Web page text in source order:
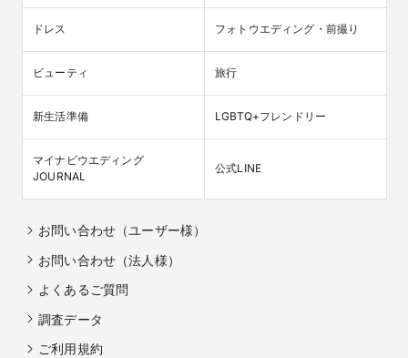
ドレス フォトウエディング・前撮り
ビューティ 旅行
新生活準備 LGBTQ+フレンドリー
マイナビウエディング
JOURNAL
公式LINE
お問い合わせ（ユーザー様）
お問い合わせ（法人様）
よくあるご質問
調査データ
ご利用規約